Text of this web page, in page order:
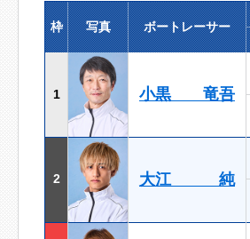
枠 写真 ボートレーサー
1 小黒 竜吾
2 大江 純